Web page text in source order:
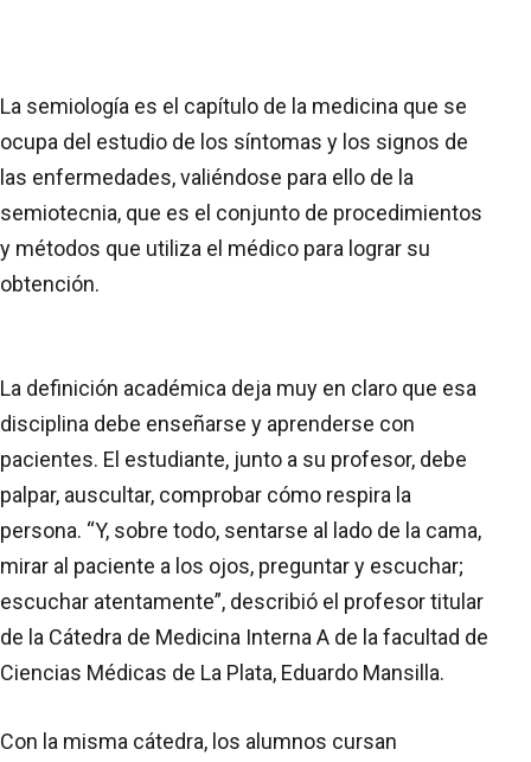
La semiología es el capítulo de la medicina que se
ocupa del estudio de los síntomas y los signos de
las enfermedades, valiéndose para ello de la
semiotecnia, que es el conjunto de procedimientos
y métodos que utiliza el médico para lograr su
obtención.
La definición académica deja muy en claro que esa
disciplina debe enseñarse y aprenderse con
pacientes. El estudiante, junto a su profesor, debe
palpar, auscultar, comprobar cómo respira la
persona. “Y, sobre todo, sentarse al lado de la cama,
mirar al paciente a los ojos, preguntar y escuchar;
escuchar atentamente”, describió el profesor titular
de la Cátedra de Medicina Interna A de la facultad de
Ciencias Médicas de La Plata, Eduardo Mansilla.
Con la misma cátedra, los alumnos cursan